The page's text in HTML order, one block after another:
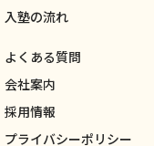
入塾の流れ
よくある質問
会社案内
採用情報
プライバシーポリシー